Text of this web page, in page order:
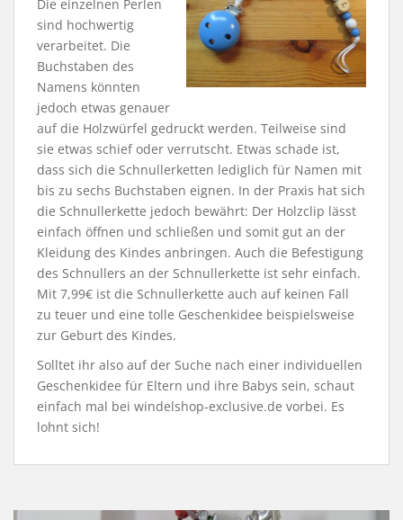
Die einzelnen Perlen
sind hochwertig
verarbeitet. Die
Buchstaben des
Namens könnten
jedoch etwas genauer
auf die Holzwürfel gedruckt werden. Teilweise sind
sie etwas schief oder verrutscht. Etwas schade ist,
dass sich die Schnullerketten lediglich für Namen mit
bis zu sechs Buchstaben eignen. In der Praxis hat sich
die Schnullerkette jedoch bewährt: Der Holzclip lässt
einfach öffnen und schließen und somit gut an der
Kleidung des Kindes anbringen. Auch die Befestigung
des Schnullers an der Schnullerkette ist sehr einfach.
Mit 7,99€ ist die Schnullerkette auch auf keinen Fall
zu teuer und eine tolle Geschenkidee beispielsweise
zur Geburt des Kindes.
Solltet ihr also auf der Suche nach einer individuellen
Geschenkidee für Eltern und ihre Babys sein, schaut
einfach mal bei windelshop-exclusive.de vorbei. Es
lohnt sich!